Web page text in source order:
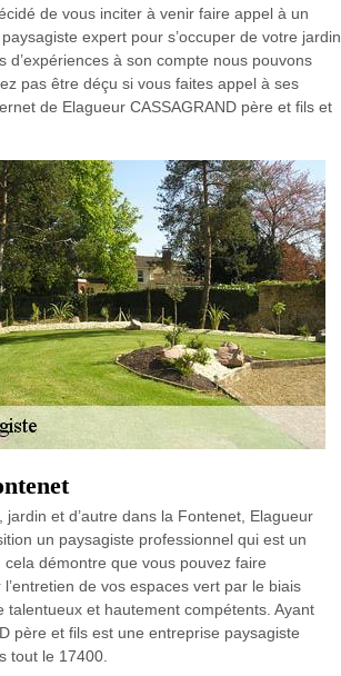
de vous inciter à venir faire appel à un
expert pour s’occuper de votre jardin
à son compte nous pouvons
pas être déçu si vous faites appel à ses
de Elagueur CASSAGRAND père et fils et
et d’autre dans la Fontenet, Elagueur
un paysagiste professionnel qui est un
démontre que vous pouvez faire
de vos espaces vert par le biais
talentueux et hautement compétents. Ayant
père et fils est une entreprise paysagiste
tout le 17400.